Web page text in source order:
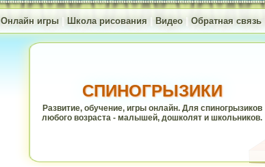
Онлайн игры| Школа рисования Видео| Обратная связь|
СПИНОГРЫЗИКИ
Развитие, обучение, игры онлайн. Для спиногрызиков
любого возраста - малышей, дошколят и школьников.